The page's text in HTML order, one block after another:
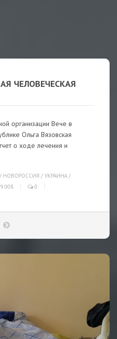
ЧЕЛОВЕЧЕСКАЯ
организации Вече в
Ольга Вязовская
о ходе лечения и
/ НОВОРОССИЯ / УКРАИНА /
9 008 0